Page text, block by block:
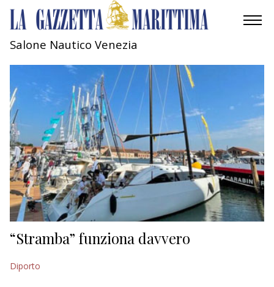
MOBILITÀ
INDUSTRIA
RICERCA
ECONOMIA
TURISMO
CULTURA
NAUTICA
Salone Nautico Venezia
“Stramba” funziona davvero
Diporto